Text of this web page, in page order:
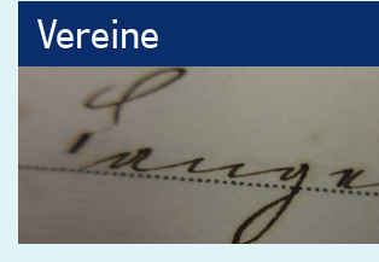
Vereine